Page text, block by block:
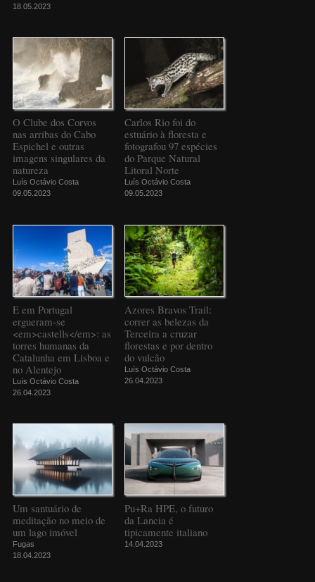
18.05.2023
O Clube dos Corvos
nas arribas do Cabo
Espichel e outras
imagens singulares da
natureza
Luís Octávio Costa
09.05.2023
Carlos Rio foi do
estuário à floresta e
fotografou 97 espécies
do Parque Natural
Litoral Norte
Luís Octávio Costa
09.05.2023
E em Portugal
ergueram-se
<em>castells</em>: as
torres humanas da
Catalunha em Lisboa e
no Alentejo
Luís Octávio Costa
26.04.2023
Azores Bravos Trail:
correr as belezas da
Terceira a cruzar
florestas e por dentro
do vulcão
Luís Octávio Costa
26.04.2023
Um santuário de
meditação no meio de
um lago imóvel
Fugas
18.04.2023
Pu+Ra HPE, o futuro
da Lancia é
tipicamente italiano
14.04.2023